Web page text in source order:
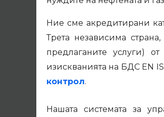
Ние сме акредитирани
Трета независима
предлаганите услуги)
изискванията на БДС ЕN
контрол.
Нашата системата за